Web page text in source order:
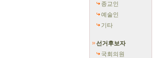
종교인
예술인
기타
선거후보자
국회의원